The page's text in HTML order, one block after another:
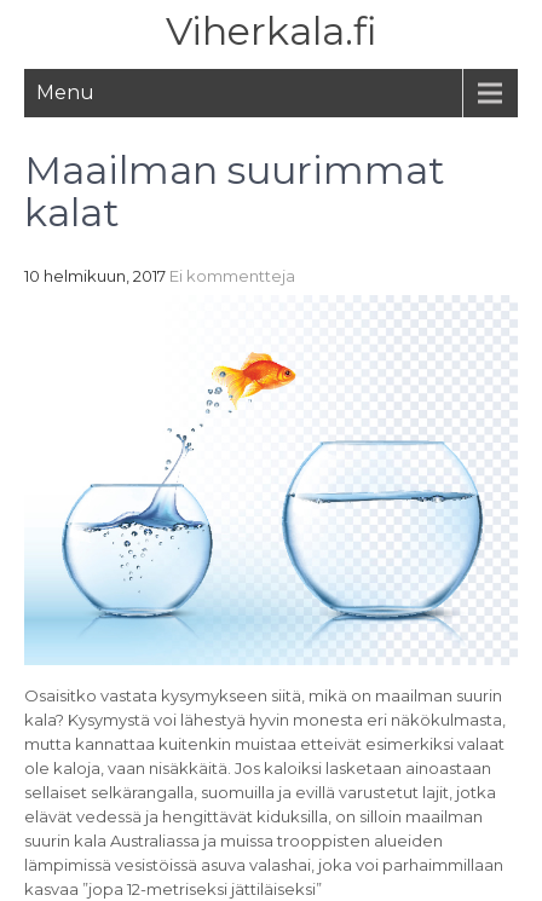
Viherkala.fi
Menu
Maailman suurimmat
kalat
10 helmikuun, 2017 Ei kommentteja
Osaisitko vastata kysymykseen siitä, mikä on maailman suurin
kala? Kysymystä voi lähestyä hyvin monesta eri näkökulmasta,
mutta kannattaa kuitenkin muistaa etteivät esimerkiksi valaat
ole kaloja, vaan nisäkkäitä. Jos kaloiksi lasketaan ainoastaan
sellaiset selkärangalla, suomuilla ja evillä varustetut lajit, jotka
elävät vedessä ja hengittävät kiduksilla, on silloin maailman
suurin kala Australiassa ja muissa trooppisten alueiden
lämpimissä vesistöissä asuva valashai, joka voi parhaimmillaan
kasvaa ”jopa 12-metriseksi jättiläiseksi”